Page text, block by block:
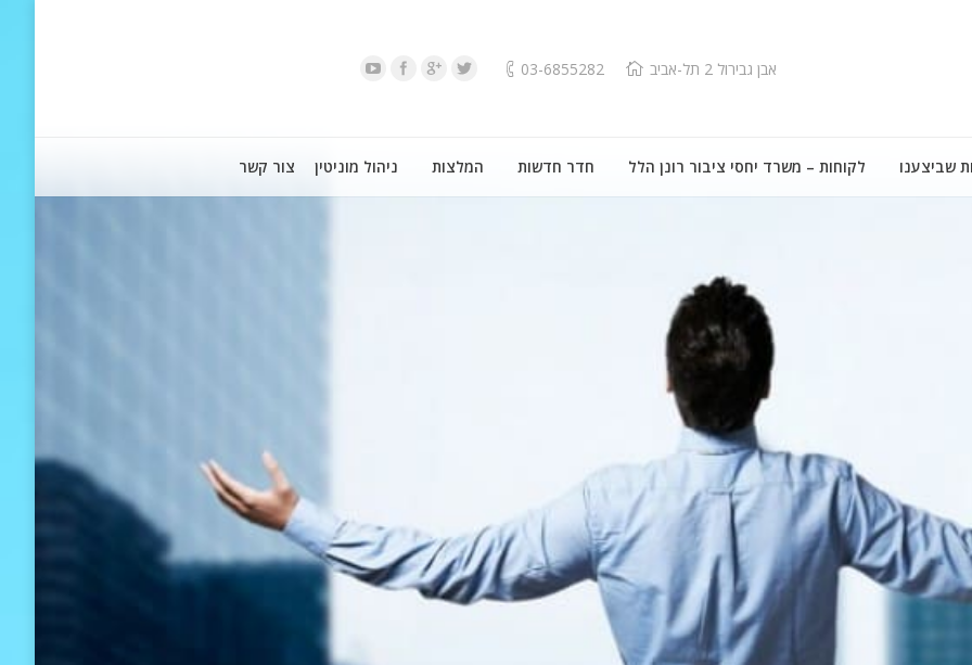
אבן גבירול 2 תל-אביב 03-6855282
שביצענו לקוחות – משרד יחסי ציבור רונן הלל חדר חדשות המלצות ניהול מוניטין צור קשר